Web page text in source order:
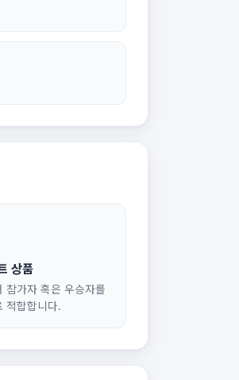
상품
참가자 혹은 우승자를
적합합니다.